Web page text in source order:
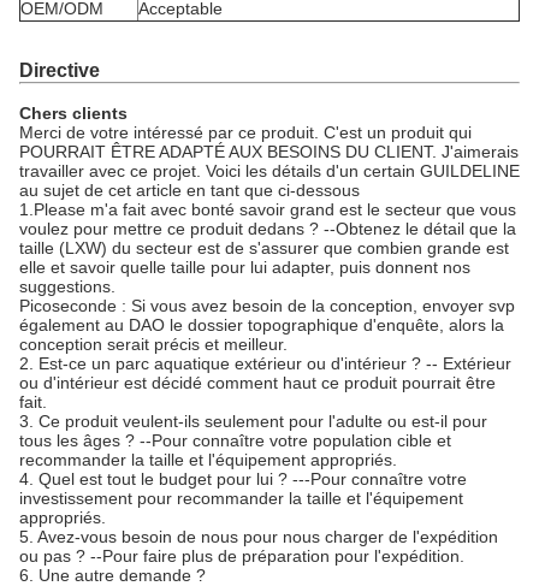
OEM/ODM
Acceptable
Directive
Chers clients
Merci de votre intéressé par ce produit. C'est un produit qui
POURRAIT ÊTRE ADAPTÉ AUX BESOINS DU CLIENT. J'aimerais
travailler avec ce projet. Voici les détails d'un certain GUILDELINE
au sujet de cet article en tant que ci-dessous
1.Please m'a fait avec bonté savoir grand est le secteur que vous
voulez pour mettre ce produit dedans ? --Obtenez le détail que la
taille (LXW) du secteur est de s'assurer que combien grande est
elle et savoir quelle taille pour lui adapter, puis donnent nos
suggestions.
Picoseconde : Si vous avez besoin de la conception, envoyer svp
également au DAO le dossier topographique d'enquête, alors la
conception serait précis et meilleur.
2. Est-ce un parc aquatique extérieur ou d'intérieur ? -- Extérieur
ou d'intérieur est décidé comment haut ce produit pourrait être
fait.
3. Ce produit veulent-ils seulement pour l'adulte ou est-il pour
tous les âges ? --Pour connaître votre population cible et
recommander la taille et l'équipement appropriés.
4. Quel est tout le budget pour lui ? ---Pour connaître votre
investissement pour recommander la taille et l'équipement
appropriés.
5. Avez-vous besoin de nous pour nous charger de l'expédition
ou pas ? --Pour faire plus de préparation pour l'expédition.
6. Une autre demande ?